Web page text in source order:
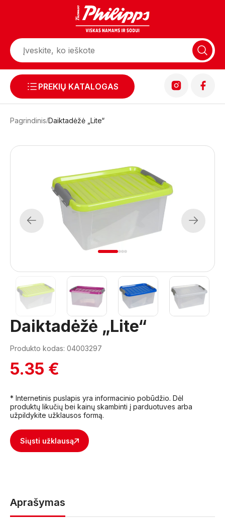
PREKIŲ KATALOGAS
Pagrindinis Daiktadėžė „Lite“
Previous Next
1 234
Daiktadėžė „Lite“
Produkto kodas: 04003297
5.35 €
* Internetinis puslapis yra informacinio pobūdžio. Dėl
produktų likučių bei kainų skambinti į parduotuves arba
užpildykite užklausos formą.
Siųsti užklausą
Aprašymas